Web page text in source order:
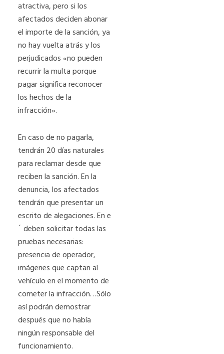
atractiva, pero si los
afectados deciden abonar
el importe de la sanción, ya
no hay vuelta atrás y los
perjudicados «no pueden
recurrir la multa porque
pagar significa reconocer
los hechos de la
infracción».
En caso de no pagarla,
tendrán 20 días naturales
para reclamar desde que
reciben la sanción. En la
denuncia, los afectados
tendrán que presentar un
escrito de alegaciones. En e
´ deben solicitar todas las
pruebas necesarias:
presencia de operador,
imágenes que captan al
vehículo en el momento de
cometer la infracción…Sólo
así podrán demostrar
después que no había
ningún responsable del
funcionamiento.